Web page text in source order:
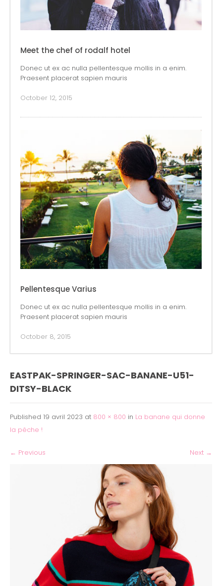
Meet the chef of rodalf hotel
Donec ut ex ac nulla pellentesque mollis in a enim.
Praesent placerat sapien mauris
October 12, 2015
Pellentesque Varius
Donec ut ex ac nulla pellentesque mollis in a enim.
Praesent placerat sapien mauris
October 8, 2015
EASTPAK-SPRINGER-SAC-BANANE-U51-
DITSY-BLACK
Published 19 avril 2023 at 800 × 800 in La banane qui donne
la pêche !
← Previous Next →